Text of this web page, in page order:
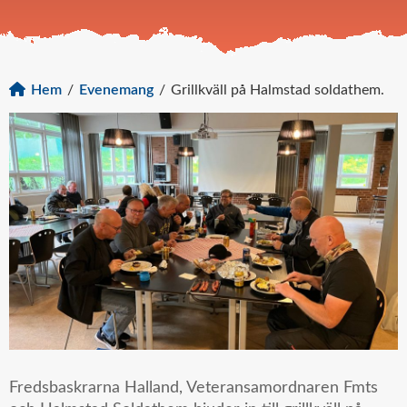
Hem / Evenemang / Grillkväll på Halmstad soldathem.
Fredsbaskrarna Halland, Veteransamordnaren Fmts